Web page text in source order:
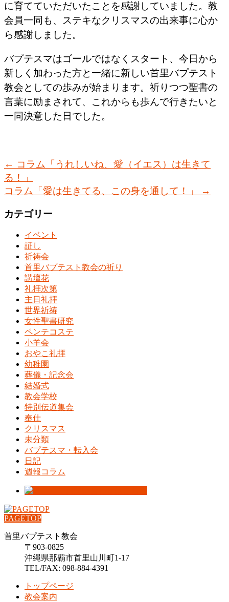
に育てていただいたことを感謝していました。教
会員一同も、ステキなクリスマスの出来事に心か
ら感謝しました。
バプテスマはゴールではなくスタート、今日から
新しく加わった方と一緒に新しい首里バプテスト
教会としての歩みが始まります。祈りつつ聖書の
言葉に励まされて、これからも歩んで行きたいと
一同決意した日でした。
← コラム「うれしいね、愛（イエス）は生きて
る！」
コラム「愛は生きてる、この身を通して！」
→
カテゴリー
イベント
証し
祈祷会
首里バプテスト教会の祈り
講壇花
礼拝次第
主日礼拝
世界祈祷
女性聖書研究
ペンテコステ
小羊会
おやこ礼拝
幼稚園
葬儀・記念会
結婚式
教会学校
特別伝道集会
奉仕
クリスマス
未分類
バプテスマ・転入会
日記
週報コラム
PAGETOP
首里バプテスト教会
〒903-0825
沖縄県那覇市首里山川町1-17
TEL/FAX: 098-884-4391
トップページ
教会案内